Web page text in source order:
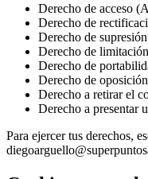
Derecho de acceso
Derecho de
Derecho de
Derecho de
Derecho de
Derecho de
Derecho a retirar el
Derecho a presentar
Para ejercer tus derechos,